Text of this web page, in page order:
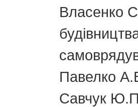
Власенко
Павелко
Савчук Ю.П.